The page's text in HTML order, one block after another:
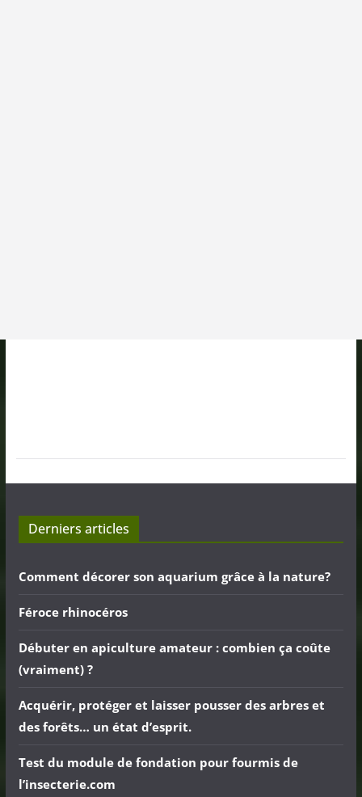
Derniers articles
Comment décorer son aquarium grâce à la nature?
Féroce rhinocéros
Débuter en apiculture amateur : combien ça coûte
(vraiment) ?
Acquérir, protéger et laisser pousser des arbres et
des forêts… un état d’esprit.
Test du module de fondation pour fourmis de
l’insecterie.com